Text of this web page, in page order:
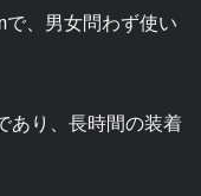
、男女問わず使い
あり、長時間の装着